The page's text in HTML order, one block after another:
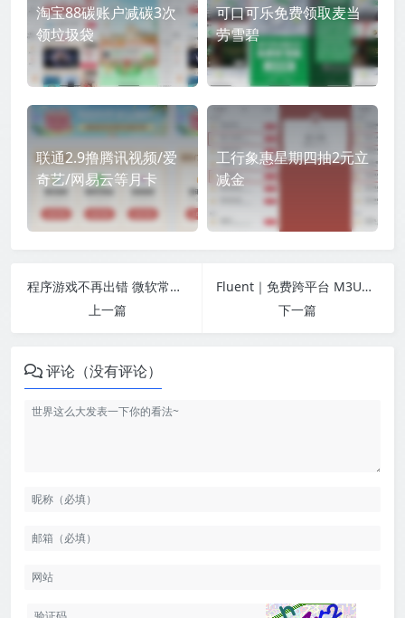
淘宝88碳账户减碳3次
领垃圾袋
可口可乐免费领取麦当
劳雪碧
联通2.9撸腾讯视频/爱
奇艺/网易云等月卡
工行象惠星期四抽2元立
减金
程序游戏不再出错 微软常用运行库合集版
上一篇
Fluent｜免费跨平台 M3U8 视频下载工具
下一篇
评论（没有评论）